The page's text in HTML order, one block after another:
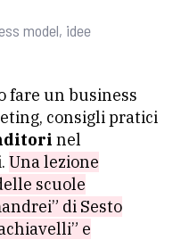
model, idee
fare un business
consigli pratici
nel
Una lezione
scuole
di Sesto
e